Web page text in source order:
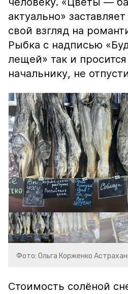
актуально»
свой взгляд на
Рыбка с надписью
лещей» так и
начальнику, не
Фото: Ольга Корженко
Стоимость солёной